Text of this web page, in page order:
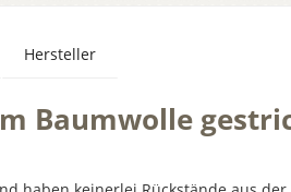
Hersteller
Baumwolle